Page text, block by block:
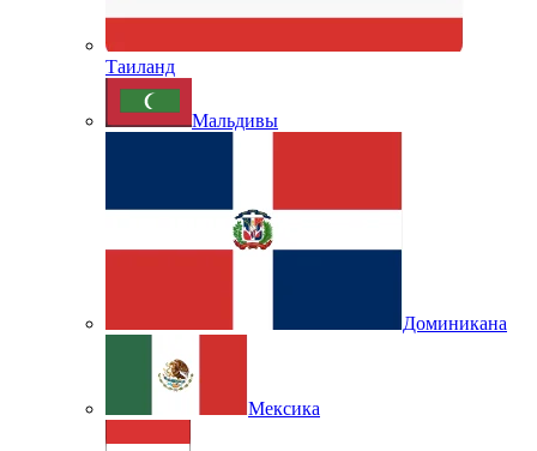
Таиланд
Мальдивы
Доминикана
Мексика